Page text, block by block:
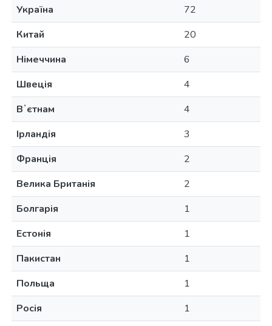
Україна
72
Китай
20
Німеччина
6
Швеція
4
Вʼєтнам
4
Ірландія
3
Франція
2
Велика Британія
2
Болгарія
1
Естонія
1
Пакистан
1
Польща
1
Росія
1